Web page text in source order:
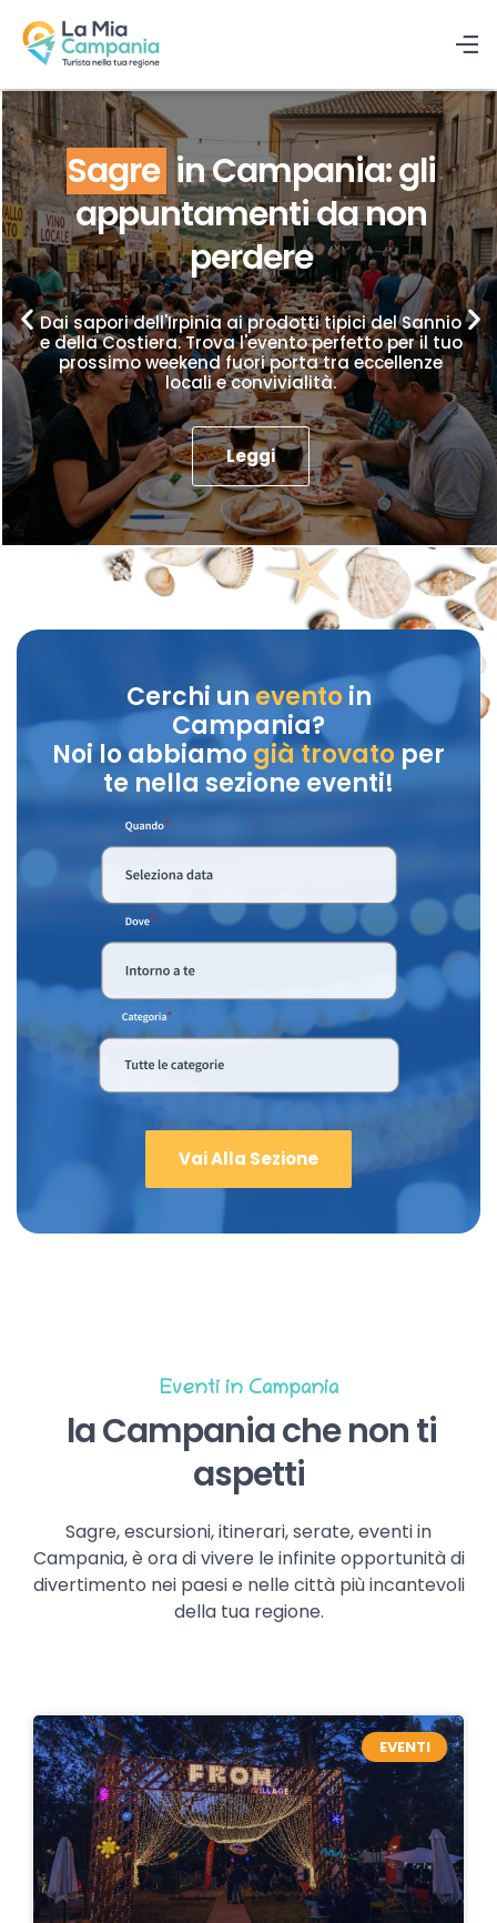
Sagre in Campania: gli
appuntamenti da non
perdere
Dai sapori dell'Irpinia ai prodotti tipici del Sannio
e della Costiera. Trova l'evento perfetto per il tuo
prossimo weekend fuori porta tra eccellenze
locali e convivialità.
Leggi
Cerchi unevento in
Campania?
Noi lo abbiamo già trovatoper
te nella sezione eventi!
Vai Alla Sezione
Eventi in Campania
la Campania che non ti
aspetti
Sagre, escursioni, itinerari, serate, eventi in
Campania, è ora di vivere le infinite opportunità di
divertimento nei paesi e nelle città più incantevoli
della tua regione.
EVENTI